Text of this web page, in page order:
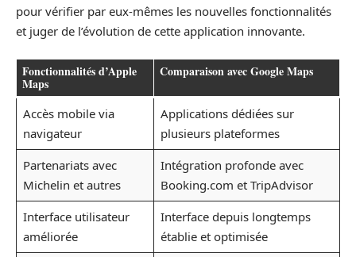
pour vérifier par eux-mêmes les nouvelles fonctionnalités
et juger de l’évolution de cette application innovante.
Fonctionnalités d’Apple
Maps
Comparaison avec Google Maps
Accès mobile via
navigateur
Applications dédiées sur
plusieurs plateformes
Partenariats avec
Michelin et autres
Intégration profonde avec
Booking.com et TripAdvisor
Interface utilisateur
améliorée
Interface depuis longtemps
établie et optimisée